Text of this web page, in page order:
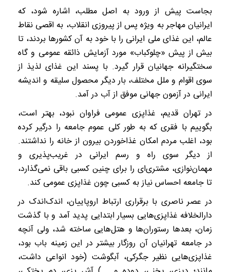
بجاست پیش از ورود به اصل مطلب، اشاره شود، که
ایرانیان مهاجر به ویژه پس از پیروزی انقلاب، به اقصی نقاط
عالم، این غذای ملی ایرانی را با خود به آن کشور‌ها بردند، تا
بیش از پیش «چلوکباب» مورد آزمایش ذائقه عمومی و گاه
سختگیرانه جهانیان قرار گیرد. با پسند این غذای لذیذ از
سوی اقوام و ملل مختلف، بار دیگر محصول سلیقه و اندیشه
ایرانی در آزمون جهانی موفق از آب در آمد.
در تهران قدیم، غذاپزی عمومی فراوان نبود، بهتر است،
بگوییم با فقری که به طور کلی عموم جامعه را درگیر کرده
بود، اغلب مردم امکان غذاخوردن بیرون از خانه را نداشتند.
از دیگر سوی راه و رسم ایرانی در غریب‌پذیری و
مهمان‌نوازی، مشتری‌ای را برای چنین کسبی باقی نمی‌گذارد،
تا جامعه احساس نیاز به کسبی چون غذاپزی عمومی کند.
در عصر ناصری با برقراری ارتباط اروپاییان، اندک‌اندک در
دارالخلافه غذاپزی‌هایی بسیار ابتدایی پدید آمد و با گذشت
زمان، بعد‌ها رستوران‌ها و هتل‌هایی ساخته شد، ولی آنچه
در جامعه تهرانیان آن روزگار بیشتر در این زمینه باب بود،
غذاپزی‌هایی نظیر جگرکی، آبگوشت (خود انواعی داشت،